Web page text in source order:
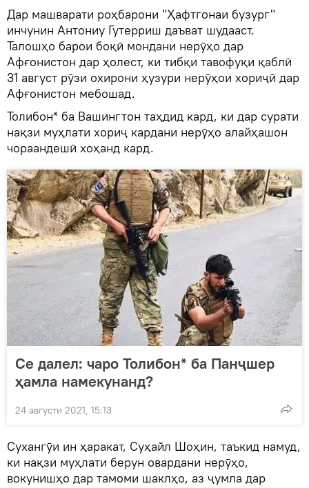
Дар машварати роҳбарони "Ҳафтгонаи бузург"
инчунин Антониу Гутерриш даъват шудааст.
Талошҳо барои боқӣ мондани нерӯҳо дар
Афғонистон дар ҳолест, ки тибқи тавофуқи қаблӣ
31 август рӯзи охирони ҳузури нерӯҳои хориҷӣ дар
Афғонистон мебошад.
Толибон* ба Вашингтон таҳдид кард, ки дар сурати
нақзи муҳлати хориҷ кардани нерӯҳо алайҳашон
чораандешӣ хоҳанд кард.
Се далел: чаро Толибон* ба Панҷшер
ҳамла намекунанд?
24 августи 2021, 15:13
Сухангӯи ин ҳаракат, Суҳайл Шоҳин, таъкид намуд,
ки нақзи муҳлати берун овардани нерӯҳо,
вокунишҳо дар тамоми шаклҳо, аз ҷумла дар